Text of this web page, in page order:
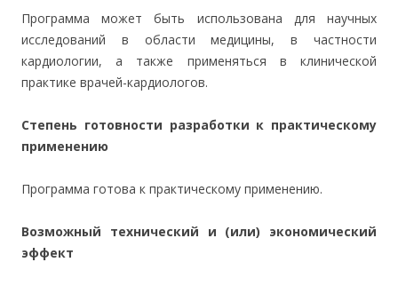
Программа может быть использована для научных
исследований в области медицины, в частности
кардиологии, а также применяться в клинической
практике врачей-кардиологов.
Степень готовности разработки к практическому
применению
Программа готова к практическому применению.
Возможный технический и (или) экономический
эффект